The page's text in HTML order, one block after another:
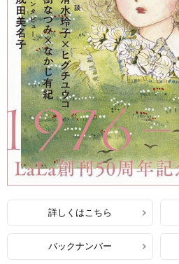
詳しくはこちら
バックナンバー